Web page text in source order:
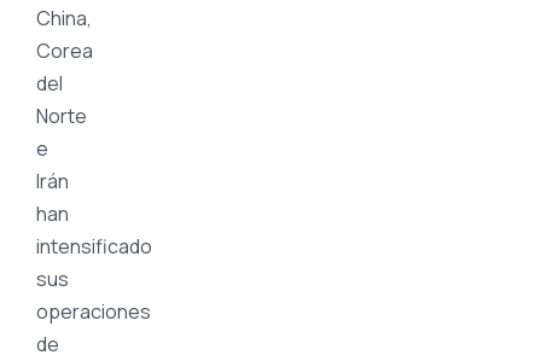
China,
Corea
del
Norte
e
Irán
han
intensificado
sus
operaciones
de